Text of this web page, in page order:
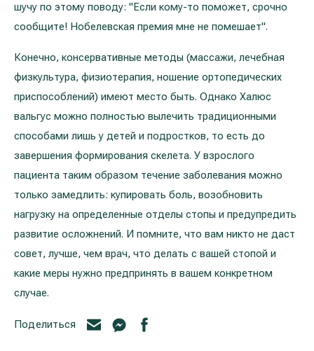
шучу по этому поводу: "Если кому-то поможет, срочно
сообщите! Нобелевская премия мне не помешает".
Конечно, консервативные методы (массажи, лечебная
физкультура, физиотерапия, ношение ортопедических
приспособлений) имеют место быть. Однако Халюс
вальгус можно полностью вылечить традиционными
способами лишь у детей и подростков, то есть до
завершения формирования скелета. У взрослого
пациента таким образом течение заболевания можно
только замедлить: купировать боль, возобновить
нагрузку на определенные отделы стопы и предупредить
развитие осложнений. И помните, что вам никто не даст
совет, лучше, чем врач, что делать с вашей стопой и
какие меры нужно предпринять в вашем конкретном
случае.
Поделиться